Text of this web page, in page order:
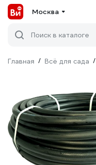
Москва
Поиск в каталоге
Главная / Всё для сада /